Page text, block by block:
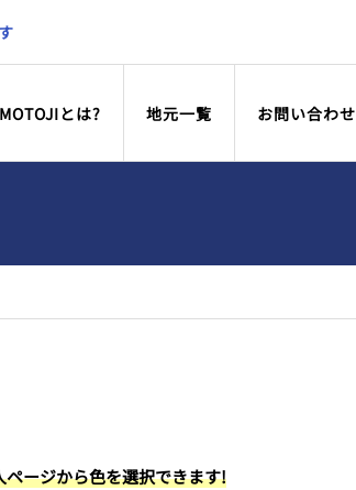
MOTOJIとは? 地元一覧 お問い合わせ
ページから色を選択できます!